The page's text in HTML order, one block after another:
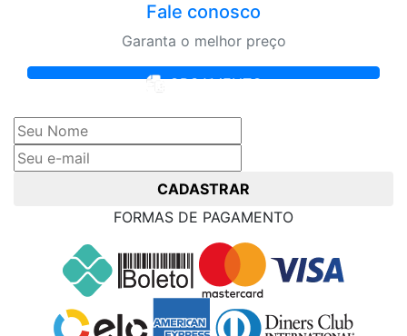
Fale conosco
Garanta o melhor preço
ORÇAMENTO
Cadastre seu nome e e-mail
CADASTRAR
FORMAS DE PAGAMENTO